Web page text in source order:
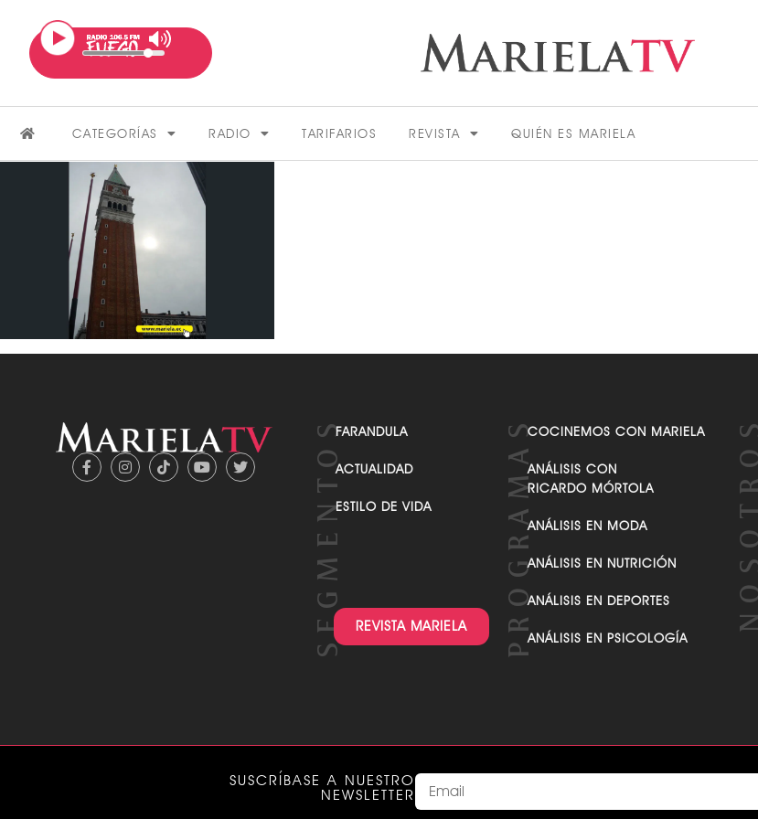
CATEGORÍAS RADIO TARIFARIOS REVISTA QUIÉN ES MARIELA
FARÁNDULA
VER TODAS LAS CATEGORÍAS
FARANDULA
ACTUALIDAD
ESTILO DE VIDA
REVISTA MARIELA
COCINEMOS CON MARIELA
ANÁLISIS CON
RICARDO MÓRTOLA
ANÁLISIS EN MODA
ANÁLISIS EN NUTRICIÓN
ANÁLISIS EN DEPORTES
ANÁLISIS EN PSICOLOGÍA
SUSCRÍBASE A NUESTRO
NEWSLETTER